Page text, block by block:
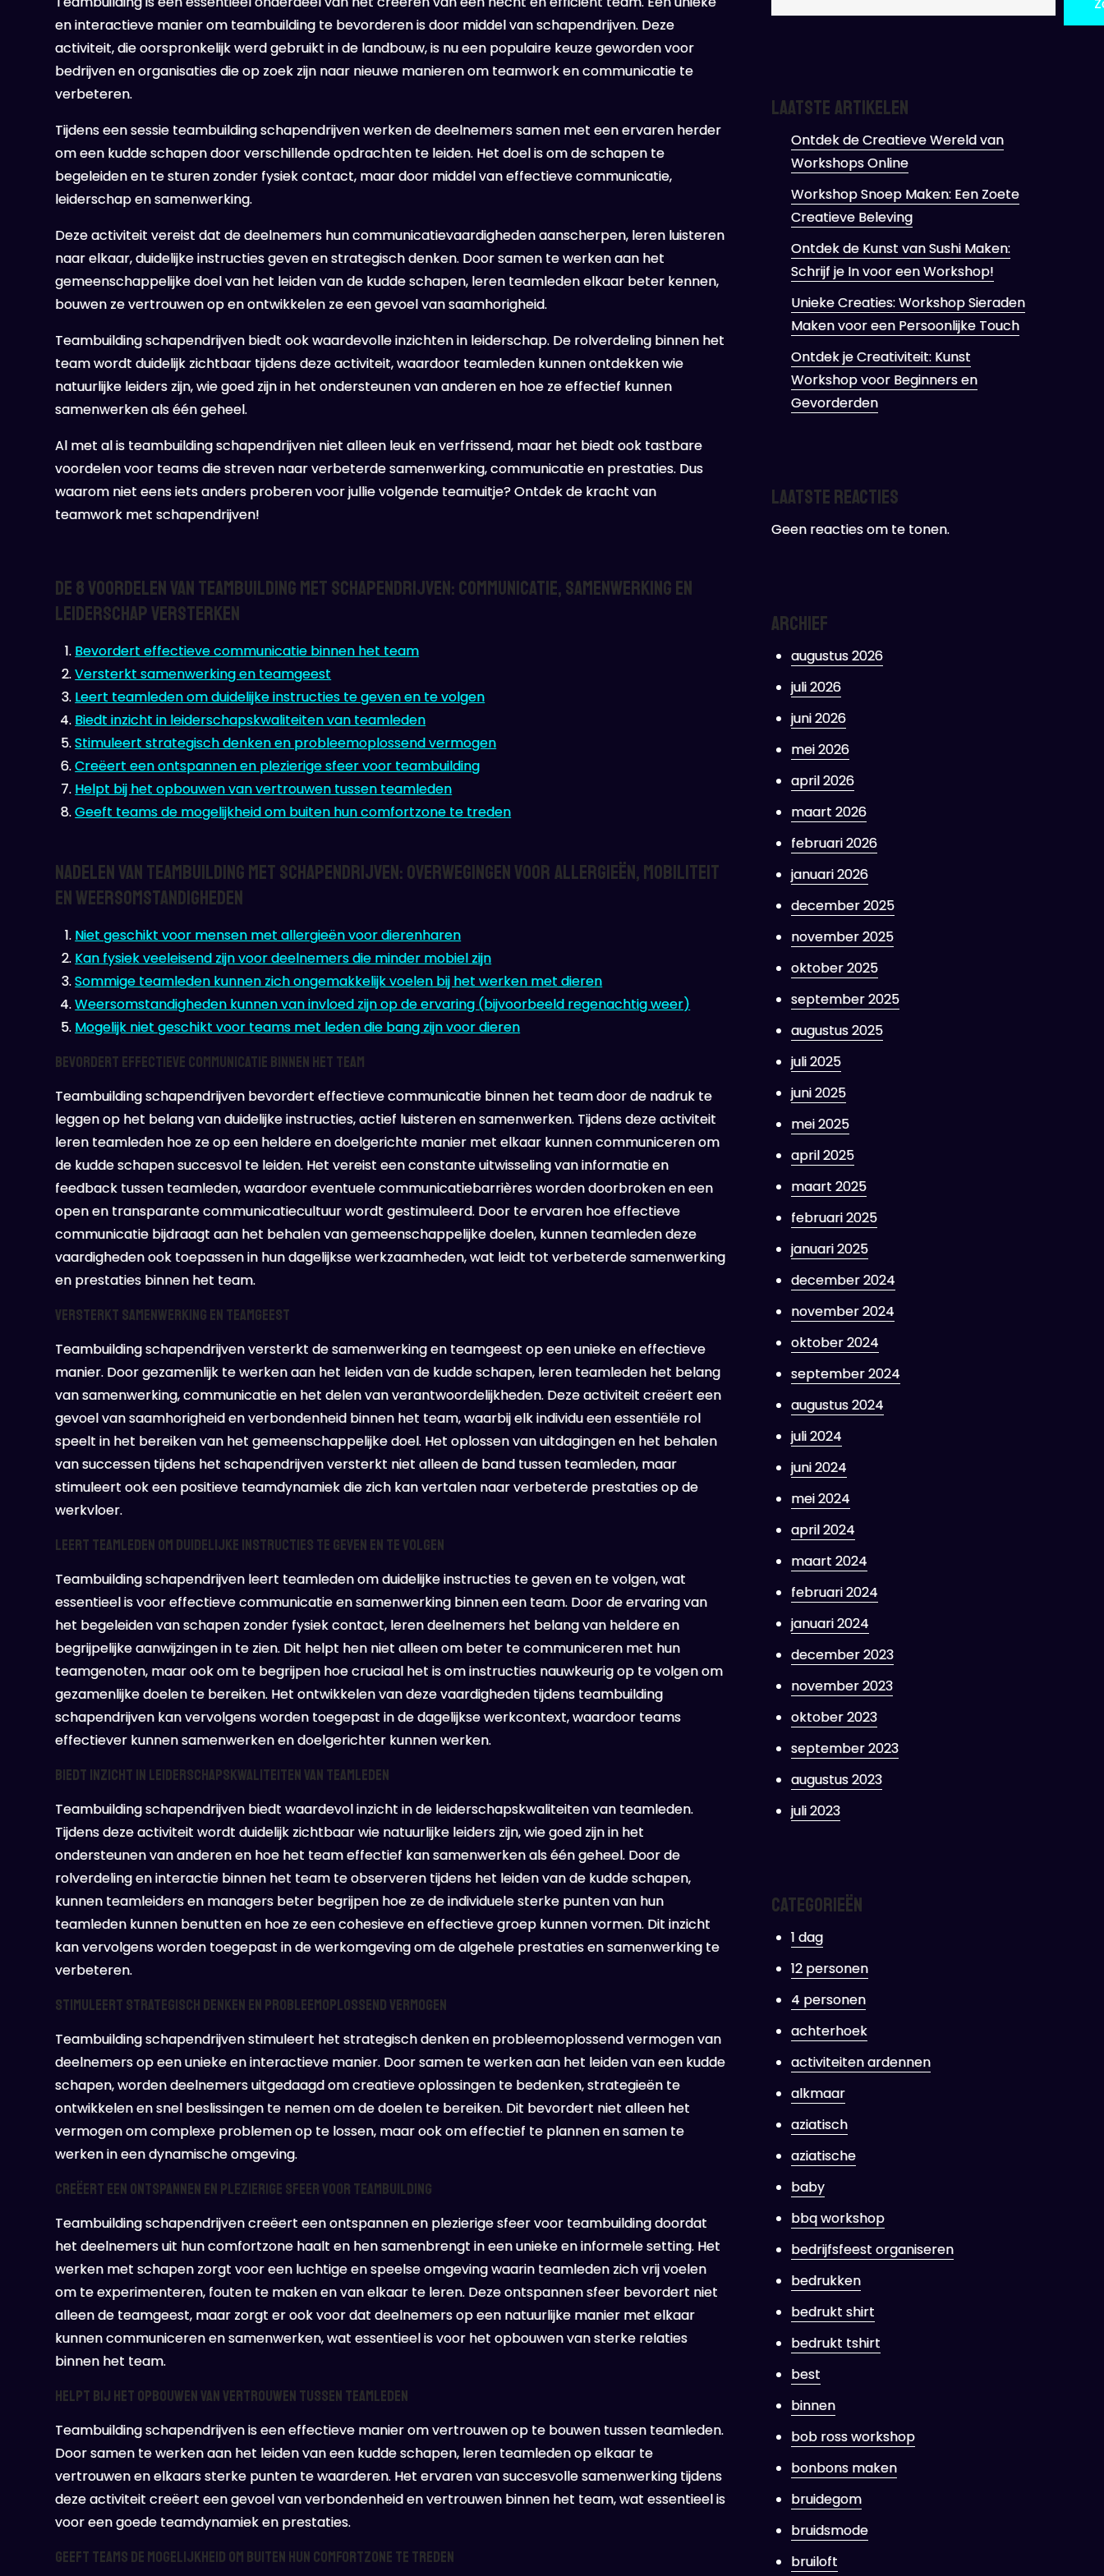
en interactieve manier om teambuilding te bevorderen is door middel van schapendrijven. Deze
activiteit, die oorspronkelijk werd gebruikt in de landbouw, is nu een populaire keuze geworden voor
bedrijven en organisaties die op zoek zijn naar nieuwe manieren om teamwork en communicatie te
verbeteren.
Tijdens een sessie teambuilding schapendrijven werken de deelnemers samen met een ervaren herder
om een kudde schapen door verschillende opdrachten te leiden. Het doel is om de schapen te
begeleiden en te sturen zonder fysiek contact, maar door middel van effectieve communicatie,
leiderschap en samenwerking.
Deze activiteit vereist dat de deelnemers hun communicatievaardigheden aanscherpen, leren luisteren
naar elkaar, duidelijke instructies geven en strategisch denken. Door samen te werken aan het
gemeenschappelijke doel van het leiden van de kudde schapen, leren teamleden elkaar beter kennen,
bouwen ze vertrouwen op en ontwikkelen ze een gevoel van saamhorigheid.
Teambuilding schapendrijven biedt ook waardevolle inzichten in leiderschap. De rolverdeling binnen het
team wordt duidelijk zichtbaar tijdens deze activiteit, waardoor teamleden kunnen ontdekken wie
natuurlijke leiders zijn, wie goed zijn in het ondersteunen van anderen en hoe ze effectief kunnen
samenwerken als één geheel.
Al met al is teambuilding schapendrijven niet alleen leuk en verfrissend, maar het biedt ook tastbare
voordelen voor teams die streven naar verbeterde samenwerking, communicatie en prestaties. Dus
waarom niet eens iets anders proberen voor jullie volgende teamuitje? Ontdek de kracht van
teamwork met schapendrijven!
De 8 Voordelen van Teambuilding met Schapendrijven: Communicatie, Samenwerking en
Leiderschap Versterken
Bevordert effectieve communicatie binnen het team
Versterkt samenwerking en teamgeest
Leert teamleden om duidelijke instructies te geven en te volgen
Biedt inzicht in leiderschapskwaliteiten van teamleden
Stimuleert strategisch denken en probleemoplossend vermogen
Creëert een ontspannen en plezierige sfeer voor teambuilding
Helpt bij het opbouwen van vertrouwen tussen teamleden
Geeft teams de mogelijkheid om buiten hun comfortzone te treden
Nadelen van Teambuilding met Schapendrijven: Overwegingen voor Allergieën, Mobiliteit
en Weersomstandigheden
Niet geschikt voor mensen met allergieën voor dierenharen
Kan fysiek veeleisend zijn voor deelnemers die minder mobiel zijn
Sommige teamleden kunnen zich ongemakkelijk voelen bij het werken met dieren
Weersomstandigheden kunnen van invloed zijn op de ervaring (bijvoorbeeld regenachtig weer)
Mogelijk niet geschikt voor teams met leden die bang zijn voor dieren
Bevordert effectieve communicatie binnen het team
Teambuilding schapendrijven bevordert effectieve communicatie binnen het team door de nadruk te
leggen op het belang van duidelijke instructies, actief luisteren en samenwerken. Tijdens deze activiteit
leren teamleden hoe ze op een heldere en doelgerichte manier met elkaar kunnen communiceren om
de kudde schapen succesvol te leiden. Het vereist een constante uitwisseling van informatie en
feedback tussen teamleden, waardoor eventuele communicatiebarrières worden doorbroken en een
open en transparante communicatiecultuur wordt gestimuleerd. Door te ervaren hoe effectieve
communicatie bijdraagt aan het behalen van gemeenschappelijke doelen, kunnen teamleden deze
vaardigheden ook toepassen in hun dagelijkse werkzaamheden, wat leidt tot verbeterde samenwerking
en prestaties binnen het team.
Versterkt samenwerking en teamgeest
Teambuilding schapendrijven versterkt de samenwerking en teamgeest op een unieke en effectieve
manier. Door gezamenlijk te werken aan het leiden van de kudde schapen, leren teamleden het belang
van samenwerking, communicatie en het delen van verantwoordelijkheden. Deze activiteit creëert een
gevoel van saamhorigheid en verbondenheid binnen het team, waarbij elk individu een essentiële rol
speelt in het bereiken van het gemeenschappelijke doel. Het oplossen van uitdagingen en het behalen
van successen tijdens het schapendrijven versterkt niet alleen de band tussen teamleden, maar
stimuleert ook een positieve teamdynamiek die zich kan vertalen naar verbeterde prestaties op de
werkvloer.
Leert teamleden om duidelijke instructies te geven en te volgen
Teambuilding schapendrijven leert teamleden om duidelijke instructies te geven en te volgen, wat
essentieel is voor effectieve communicatie en samenwerking binnen een team. Door de ervaring van
het begeleiden van schapen zonder fysiek contact, leren deelnemers het belang van heldere en
begrijpelijke aanwijzingen in te zien. Dit helpt hen niet alleen om beter te communiceren met hun
teamgenoten, maar ook om te begrijpen hoe cruciaal het is om instructies nauwkeurig op te volgen om
gezamenlijke doelen te bereiken. Het ontwikkelen van deze vaardigheden tijdens teambuilding
schapendrijven kan vervolgens worden toegepast in de dagelijkse werkcontext, waardoor teams
effectiever kunnen samenwerken en doelgerichter kunnen werken.
Biedt inzicht in leiderschapskwaliteiten van teamleden
Teambuilding schapendrijven biedt waardevol inzicht in de leiderschapskwaliteiten van teamleden.
Tijdens deze activiteit wordt duidelijk zichtbaar wie natuurlijke leiders zijn, wie goed zijn in het
ondersteunen van anderen en hoe het team effectief kan samenwerken als één geheel. Door de
rolverdeling en interactie binnen het team te observeren tijdens het leiden van de kudde schapen,
kunnen teamleiders en managers beter begrijpen hoe ze de individuele sterke punten van hun
teamleden kunnen benutten en hoe ze een cohesieve en effectieve groep kunnen vormen. Dit inzicht
kan vervolgens worden toegepast in de werkomgeving om de algehele prestaties en samenwerking te
verbeteren.
Stimuleert strategisch denken en probleemoplossend vermogen
Teambuilding schapendrijven stimuleert het strategisch denken en probleemoplossend vermogen van
deelnemers op een unieke en interactieve manier. Door samen te werken aan het leiden van een kudde
schapen, worden deelnemers uitgedaagd om creatieve oplossingen te bedenken, strategieën te
ontwikkelen en snel beslissingen te nemen om de doelen te bereiken. Dit bevordert niet alleen het
vermogen om complexe problemen op te lossen, maar ook om effectief te plannen en samen te
werken in een dynamische omgeving.
Creëert een ontspannen en plezierige sfeer voor teambuilding
Teambuilding schapendrijven creëert een ontspannen en plezierige sfeer voor teambuilding doordat
het deelnemers uit hun comfortzone haalt en hen samenbrengt in een unieke en informele setting. Het
werken met schapen zorgt voor een luchtige en speelse omgeving waarin teamleden zich vrij voelen
om te experimenteren, fouten te maken en van elkaar te leren. Deze ontspannen sfeer bevordert niet
alleen de teamgeest, maar zorgt er ook voor dat deelnemers op een natuurlijke manier met elkaar
kunnen communiceren en samenwerken, wat essentieel is voor het opbouwen van sterke relaties
binnen het team.
Helpt bij het opbouwen van vertrouwen tussen teamleden
Teambuilding schapendrijven is een effectieve manier om vertrouwen op te bouwen tussen teamleden.
Door samen te werken aan het leiden van een kudde schapen, leren teamleden op elkaar te
vertrouwen en elkaars sterke punten te waarderen. Het ervaren van succesvolle samenwerking tijdens
deze activiteit creëert een gevoel van verbondenheid en vertrouwen binnen het team, wat essentieel is
voor een goede teamdynamiek en prestaties.
Geeft teams de mogelijkheid om buiten hun comfortzone te treden
Laatste artikelen
Ontdek de Creatieve Wereld van
Workshops Online
Workshop Snoep Maken: Een Zoete
Creatieve Beleving
Ontdek de Kunst van Sushi Maken:
Schrijf je In voor een Workshop!
Unieke Creaties: Workshop Sieraden
Maken voor een Persoonlijke Touch
Ontdek je Creativiteit: Kunst
Workshop voor Beginners en
Gevorderden
Laatste reacties
Geen reacties om te tonen.
Archief
augustus 2026
juli 2026
juni 2026
mei 2026
april 2026
maart 2026
februari 2026
januari 2026
december 2025
november 2025
oktober 2025
september 2025
augustus 2025
juli 2025
juni 2025
mei 2025
april 2025
maart 2025
februari 2025
januari 2025
december 2024
november 2024
oktober 2024
september 2024
augustus 2024
juli 2024
juni 2024
mei 2024
april 2024
maart 2024
februari 2024
januari 2024
december 2023
november 2023
oktober 2023
september 2023
augustus 2023
juli 2023
Categorieën
1 dag
12 personen
4 personen
achterhoek
activiteiten ardennen
alkmaar
aziatisch
aziatische
baby
bbq workshop
bedrijfsfeest organiseren
bedrukken
bedrukt shirt
bedrukt tshirt
best
binnen
bob ross workshop
bonbons maken
bruidegom
bruidsmode
bruiloft